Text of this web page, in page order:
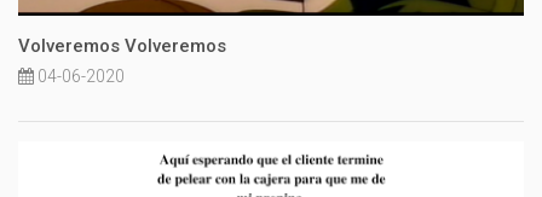
Volveremos Volveremos
04-06-2020